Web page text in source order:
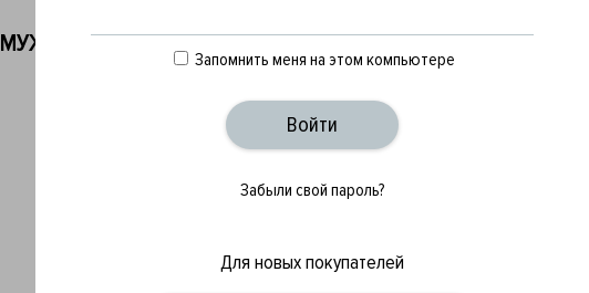
МУЖСКОЕ ЖЕНСКОЕ БРЕНДЫ
Запомнить меня на этом компьютере
Забыли свой пароль?
Для новых покупателей